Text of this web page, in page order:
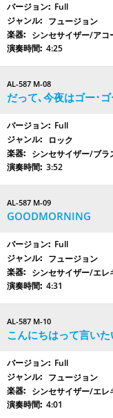
Full
フュージョン
シンセサイザー/ア
4:25
AL-587 M-08
だって､今夜はゴー･
Full
ロック
シンセサイザー/ブラ
3:52
AL-587 M-09
GOODMORNING
Full
フュージョン
シンセサイザー/エレ
4:31
AL-587 M-10
こんにちはって言いた
Full
フュージョン
シンセサイザー/エレ
4:01